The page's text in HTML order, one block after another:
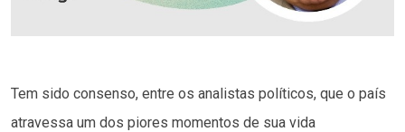
Tem sido consenso, entre os analistas políticos, que o país
atravessa um dos piores momentos de sua vida